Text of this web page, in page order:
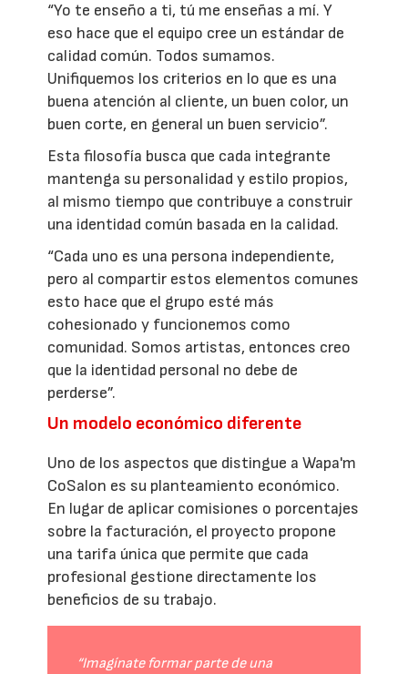
“Yo te enseño a ti, tú me enseñas a mí. Y
eso hace que el equipo cree un estándar de
calidad común. Todos sumamos.
Unifiquemos los criterios en lo que es una
buena atención al cliente, un buen color, un
buen corte, en general un buen servicio”.
Esta filosofía busca que cada integrante
mantenga su personalidad y estilo propios,
al mismo tiempo que contribuye a construir
una identidad común basada en la calidad.
“Cada uno es una persona independiente,
pero al compartir estos elementos comunes
esto hace que el grupo esté más
cohesionado y funcionemos como
comunidad. Somos artistas, entonces creo
que la identidad personal no debe de
perderse”.
Un modelo económico diferente
Uno de los aspectos que distingue a Wapa'm
CoSalon es su planteamiento económico.
En lugar de aplicar comisiones o porcentajes
sobre la facturación, el proyecto propone
una tarifa única que permite que cada
profesional gestione directamente los
beneficios de su trabajo.
“Imagínate formar parte de una